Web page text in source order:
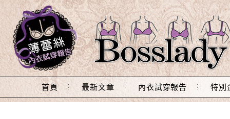
Main Menu
首頁 最新文章 內衣試穿報告 特別